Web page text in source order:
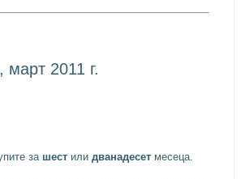
2011 г.
за шестили дванадесетмесеца.